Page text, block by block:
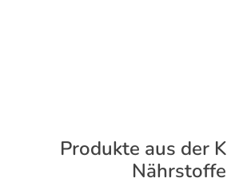
Produkte aus der
Nährstoffe